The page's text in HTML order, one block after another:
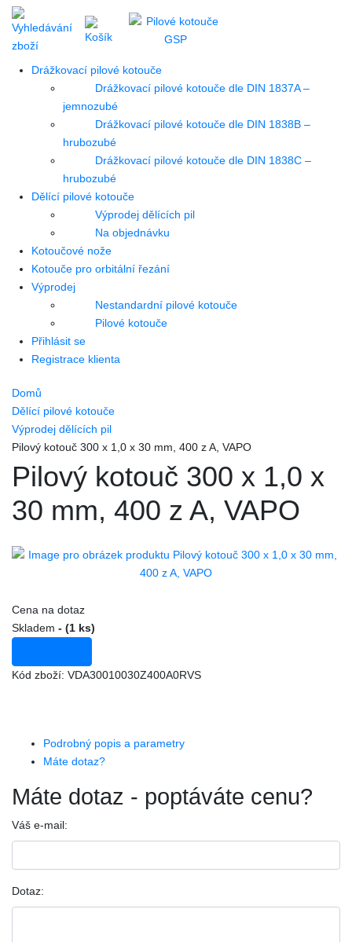
Drážkovací pilové kotouče
Drážkovací pilové kotouče dle DIN 1837A –
jemnozubé
Drážkovací pilové kotouče dle DIN 1838B –
hrubozubé
Drážkovací pilové kotouče dle DIN 1838C –
hrubozubé
Dělící pilové kotouče
Výprodej dělících pil
Na objednávku
Kotoučové nože
Kotouče pro orbitální řezání
Výprodej
Nestandardní pilové kotouče
Pilové kotouče
Přihlásit se
Registrace klienta
Domů
Dělící pilové kotouče
Výprodej dělících pil
Pilový kotouč 300 x 1,0 x 30 mm, 400 z A, VAPO
Pilový kotouč 300 x 1,0 x
30 mm, 400 z A, VAPO
Cena na dotaz
Skladem - (1 ks)
Kód zboží: VDA30010030Z400A0RVS
Podrobný popis a parametry
Máte dotaz?
Máte dotaz - poptáváte cenu?
Váš e-mail:
Dotaz: